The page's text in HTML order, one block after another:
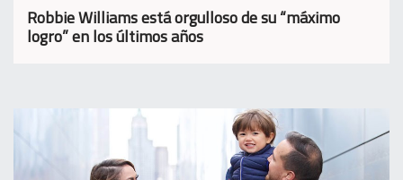
Robbie Williams está orgulloso de su “máximo
logro” en los últimos años